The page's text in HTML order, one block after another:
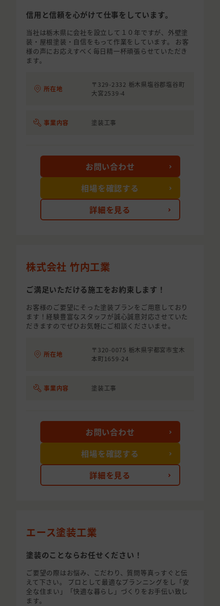
信用と信頼を心がけて仕事をしています。
当社は栃木県に会社を設立して１０年ですが、外壁塗
装・屋根塗装・自信をもって作業をしています。 お客
様の声にお応えすべく毎日精一杯頑張らせていただき
ます。
所在地
〒329-2332 栃木県塩谷郡塩谷町
大宮2539-4
事業内容 塗装工事
詳細を見る
お問い合わせ
相場を確認する
株式会社 竹内工業
ご満足いただける施工をお約束します！
お客様のご要望にそった塗装プランをご用意しており
ます！経験豊富なスタッフが誠心誠意対応させていた
だきますのでぜひお気軽にご相談くださいませ。
所在地
〒320-0075 栃木県宇都宮市宝木
本町1659-24
事業内容 塗装工事
詳細を見る
お問い合わせ
相場を確認する
エース塗装工業
塗装のことならお任せください！
ご要望の際はお悩み、こだわり、質問等真っすぐと伝
えて下さい。 プロとして最適なプランニングをし「安
全な住まい」「快適な暮らし」づくりをお手伝い致し
ます。